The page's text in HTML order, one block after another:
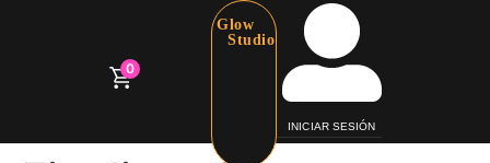
INICIAR SESIÓN
Glow
Studio
0